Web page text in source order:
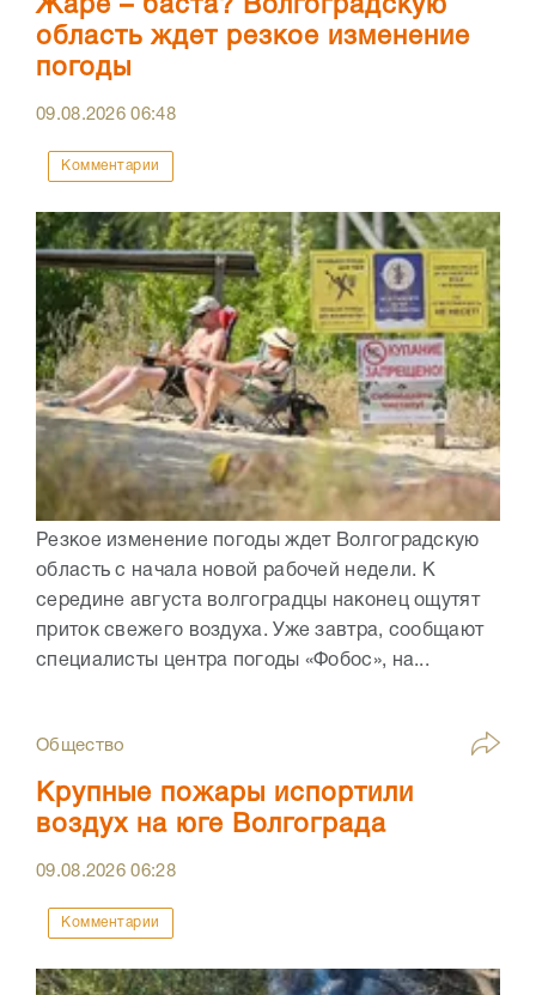
Жаре – баста? Волгоградскую
область ждет резкое изменение
погоды
09.08.202606:48
Комментарии
Резкое изменение погоды ждет Волгоградскую
область с начала новой рабочей недели. К
середине августа волгоградцы наконец ощутят
приток свежего воздуха. Уже завтра, сообщают
специалисты центра погоды «Фобос», на...
Общество
Крупные пожары испортили
воздух на юге Волгограда
09.08.202606:28
Комментарии